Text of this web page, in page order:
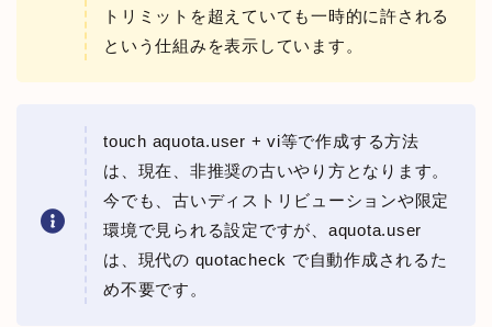
トリミットを超えていても一時的に許される
という仕組みを表示しています。
touch aquota.user + vi等で作成する方法
は、現在、非推奨の古いやり方となります。
今でも、古いディストリビューションや限定
環境で見られる設定ですが、aquota.user
は、現代の quotacheck で自動作成されるた
め不要です。